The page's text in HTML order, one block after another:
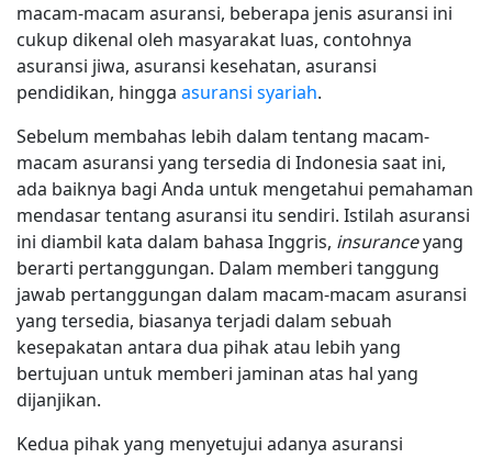
macam-macam asuransi, beberapa jenis asuransi ini
cukup dikenal oleh masyarakat luas, contohnya
asuransi jiwa, asuransi kesehatan, asuransi
pendidikan, hingga asuransi syariah.
Sebelum membahas lebih dalam tentang macam-
macam asuransi yang tersedia di Indonesia saat ini,
ada baiknya bagi Anda untuk mengetahui pemahaman
mendasar tentang asuransi itu sendiri. Istilah asuransi
ini diambil kata dalam bahasa Inggris, insuranceyang
berarti pertanggungan. Dalam memberi tanggung
jawab pertanggungan dalam macam-macam asuransi
yang tersedia, biasanya terjadi dalam sebuah
kesepakatan antara dua pihak atau lebih yang
bertujuan untuk memberi jaminan atas hal yang
dijanjikan.
Kedua pihak yang menyetujui adanya asuransi